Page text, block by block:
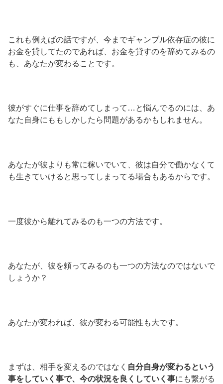
これも例えばの話ですが、今までギャンブル依存症の彼に
お金を貸してたのであれば、お金を貸すのを辞めてみるの
も、あなたが変わることです。
彼がすぐに仕事を辞めてしまって…と悩んでるのには、あ
なた自身にももしかしたら問題があるかもしれません。
あなたが彼よりも常に稼いでいて、彼は自分で働かなくて
も生きていけると思ってしまってる場合もあるからです。
一度彼から離れてみるのも一つの方法です。
あなたが、彼を頼ってみるのも一つの方法なのではないで
しょうか？
あなたが変われば、彼が変わる可能性も大です。
まずは、相手を変えるのではなく 自分自身が変わるという
事をしていく事で、今の状況を良くしていく事にも繋がる